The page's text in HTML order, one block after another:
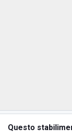
Questo